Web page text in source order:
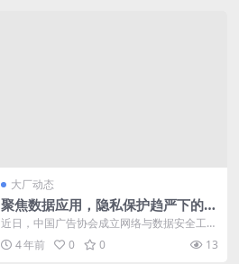
大厂动态
聚焦数据应用，隐私保护趋严下的广
告业如何破题？
近日，中国广告协会成立网络与数据安全工作
委员会，联合产业链各方，致力于解决广告
行...4 年前 0 0 13